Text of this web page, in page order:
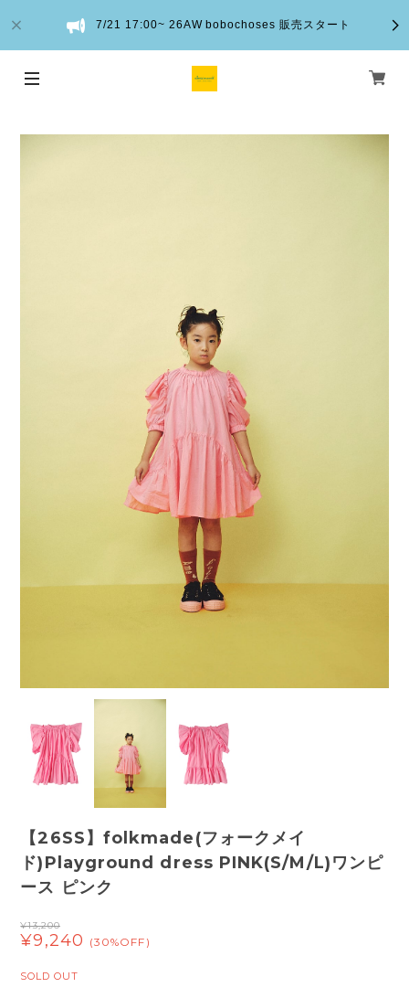
7/21 17:00~ 26AW bobochoses 販売スタート
【26SS】folkmade(フォークメイ
ド)Playground dress PINK(S/M/L)ワンピ
ース ピンク
¥13,200
¥9,240 (30%OFF)
SOLD OUT